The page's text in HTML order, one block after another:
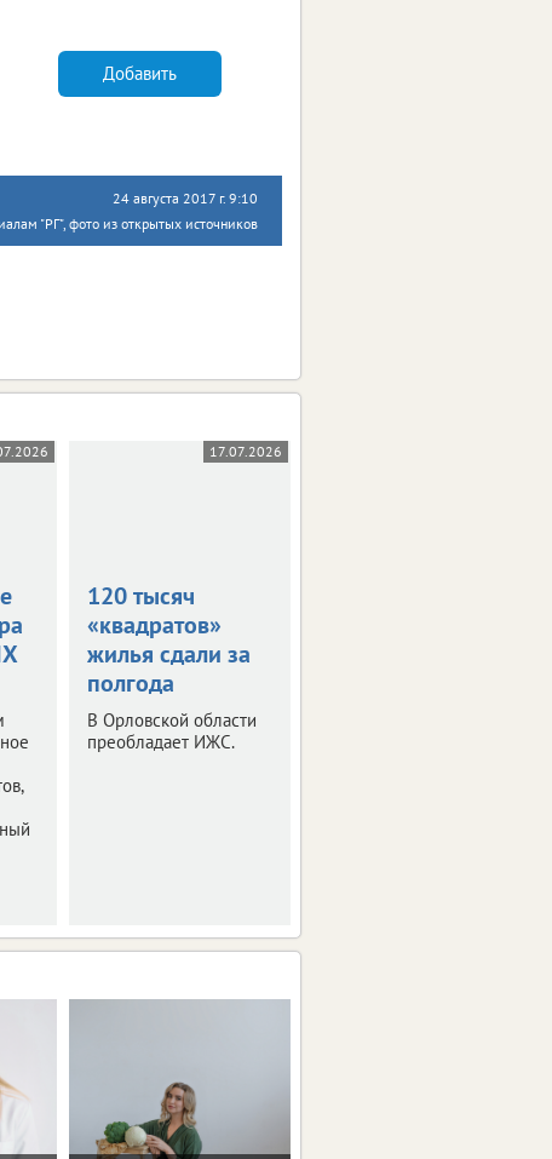
Добавить
24 августа 2017 г. 9:10
"РГ", фото из открытых источников
17.07.2026
120 тысяч
«квадратов»
жилья сдали за
полгода
В Орловской области
преобладает ИЖС.